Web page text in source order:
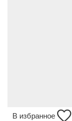
В избранное